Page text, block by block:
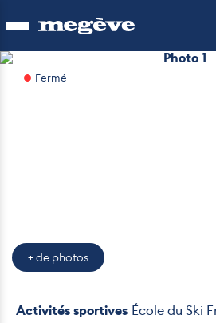
Ouvrir le menu
Activités sportives École du Ski
Photo 1
+ de photos
Fermé